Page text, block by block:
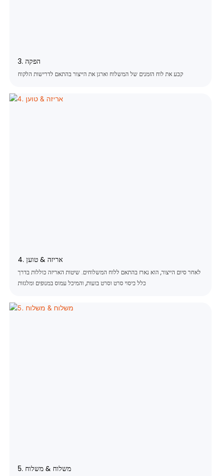
3. הפקה
קבע את לוח הזמנים של המשלוח וארגן את הייצור בהתאם לדרישות הלקוח
4. אריזה & טוען
לאחר סיום הייצור, הוא נארז בהתאם ללוח המשלוחים. שיטות האריזה כוללות בדרך
כלל כיסוי סרט וסרט בועות, והמיכל עמוס במנופים ומלגזות
5. משלוח & משלוח